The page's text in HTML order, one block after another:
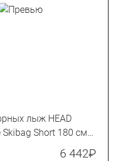
лыж HEAD
Skibag Short 180 см
6 442₽